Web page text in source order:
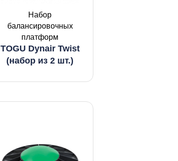
Набор
балансировочных
платформ
TOGU Dynair Twist
(набор из 2 шт.)